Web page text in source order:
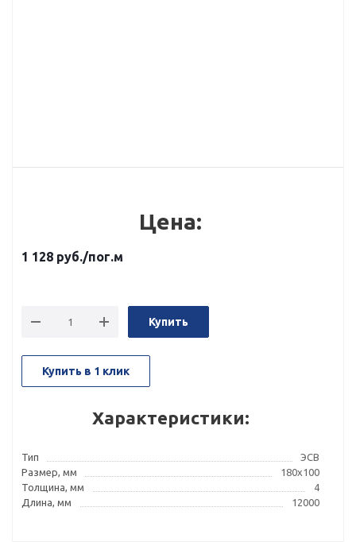
Цена:
1 128 руб./пог.м
Купить
Купить в 1 клик
Характеристики:
Тип
ЭСВ
Размер, мм
180x100
Толщина, мм
4
Длина, мм
12000